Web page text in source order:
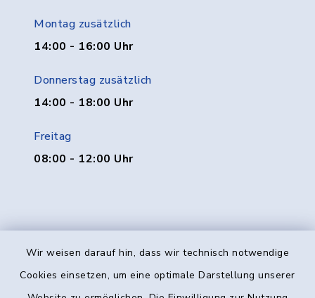
Wir weisen darauf hin, dass wir technisch notwendige
Cookies einsetzen, um eine optimale Darstellung unserer
Montag zusätzlich
14:00 - 16:00 Uhr
Donnerstag zusätzlich
14:00 - 18:00 Uhr
Freitag
08:00 - 12:00 Uhr
Kontakt